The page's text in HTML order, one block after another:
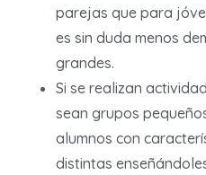
parejas que para
es sin duda menos
grandes.
Si se realizan
sean grupos
alumnos con
distintas